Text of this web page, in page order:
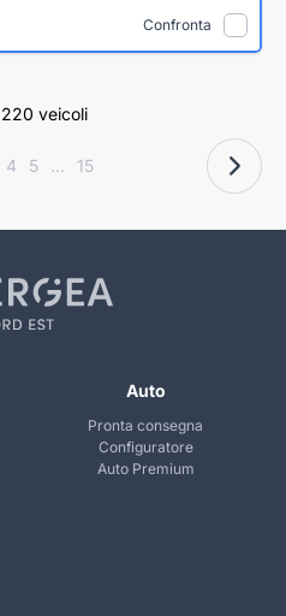
Confronta
220 veicoli
4 5 ... 15
Auto
Pronta consegna
Configuratore
Auto Premium